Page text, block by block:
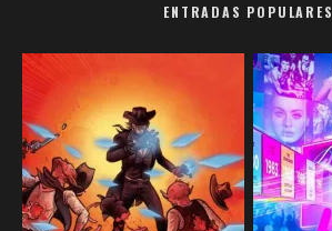
ENTRADAS POPULARES